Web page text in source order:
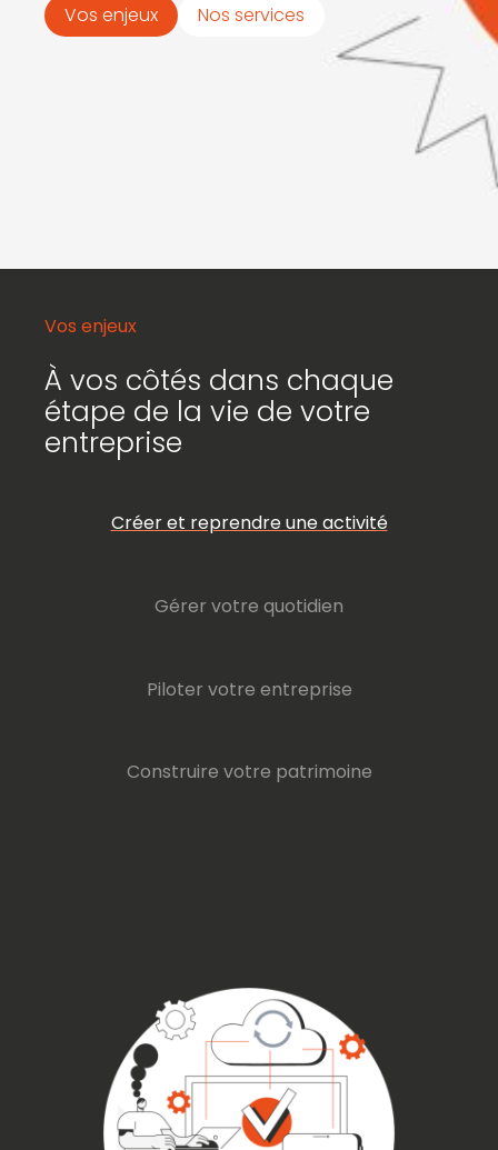
Vos enjeux Nos services
Vos enjeux
À vos côtés dans chaque
étape de la vie de votre
entreprise
Créer et reprendre une activité
Gérer votre quotidien
Piloter votre entreprise
Construire votre patrimoine